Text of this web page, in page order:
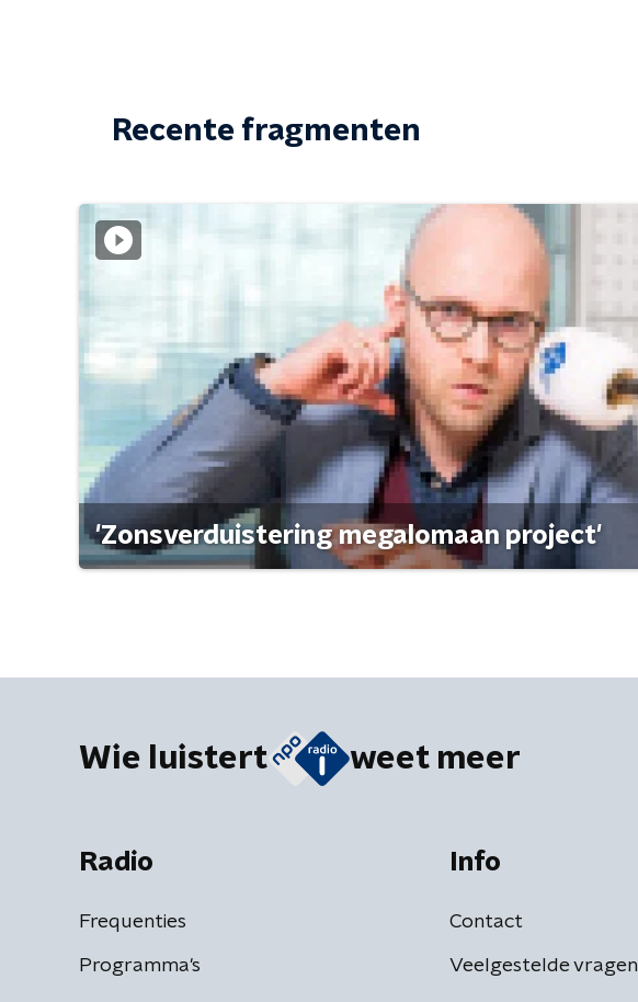
Recente fragmenten
'Zonsverduistering megalomaan project'
Wie luistert weet meer
Radio
Frequenties
Programma's
Info
Contact
Veelgestelde vragen